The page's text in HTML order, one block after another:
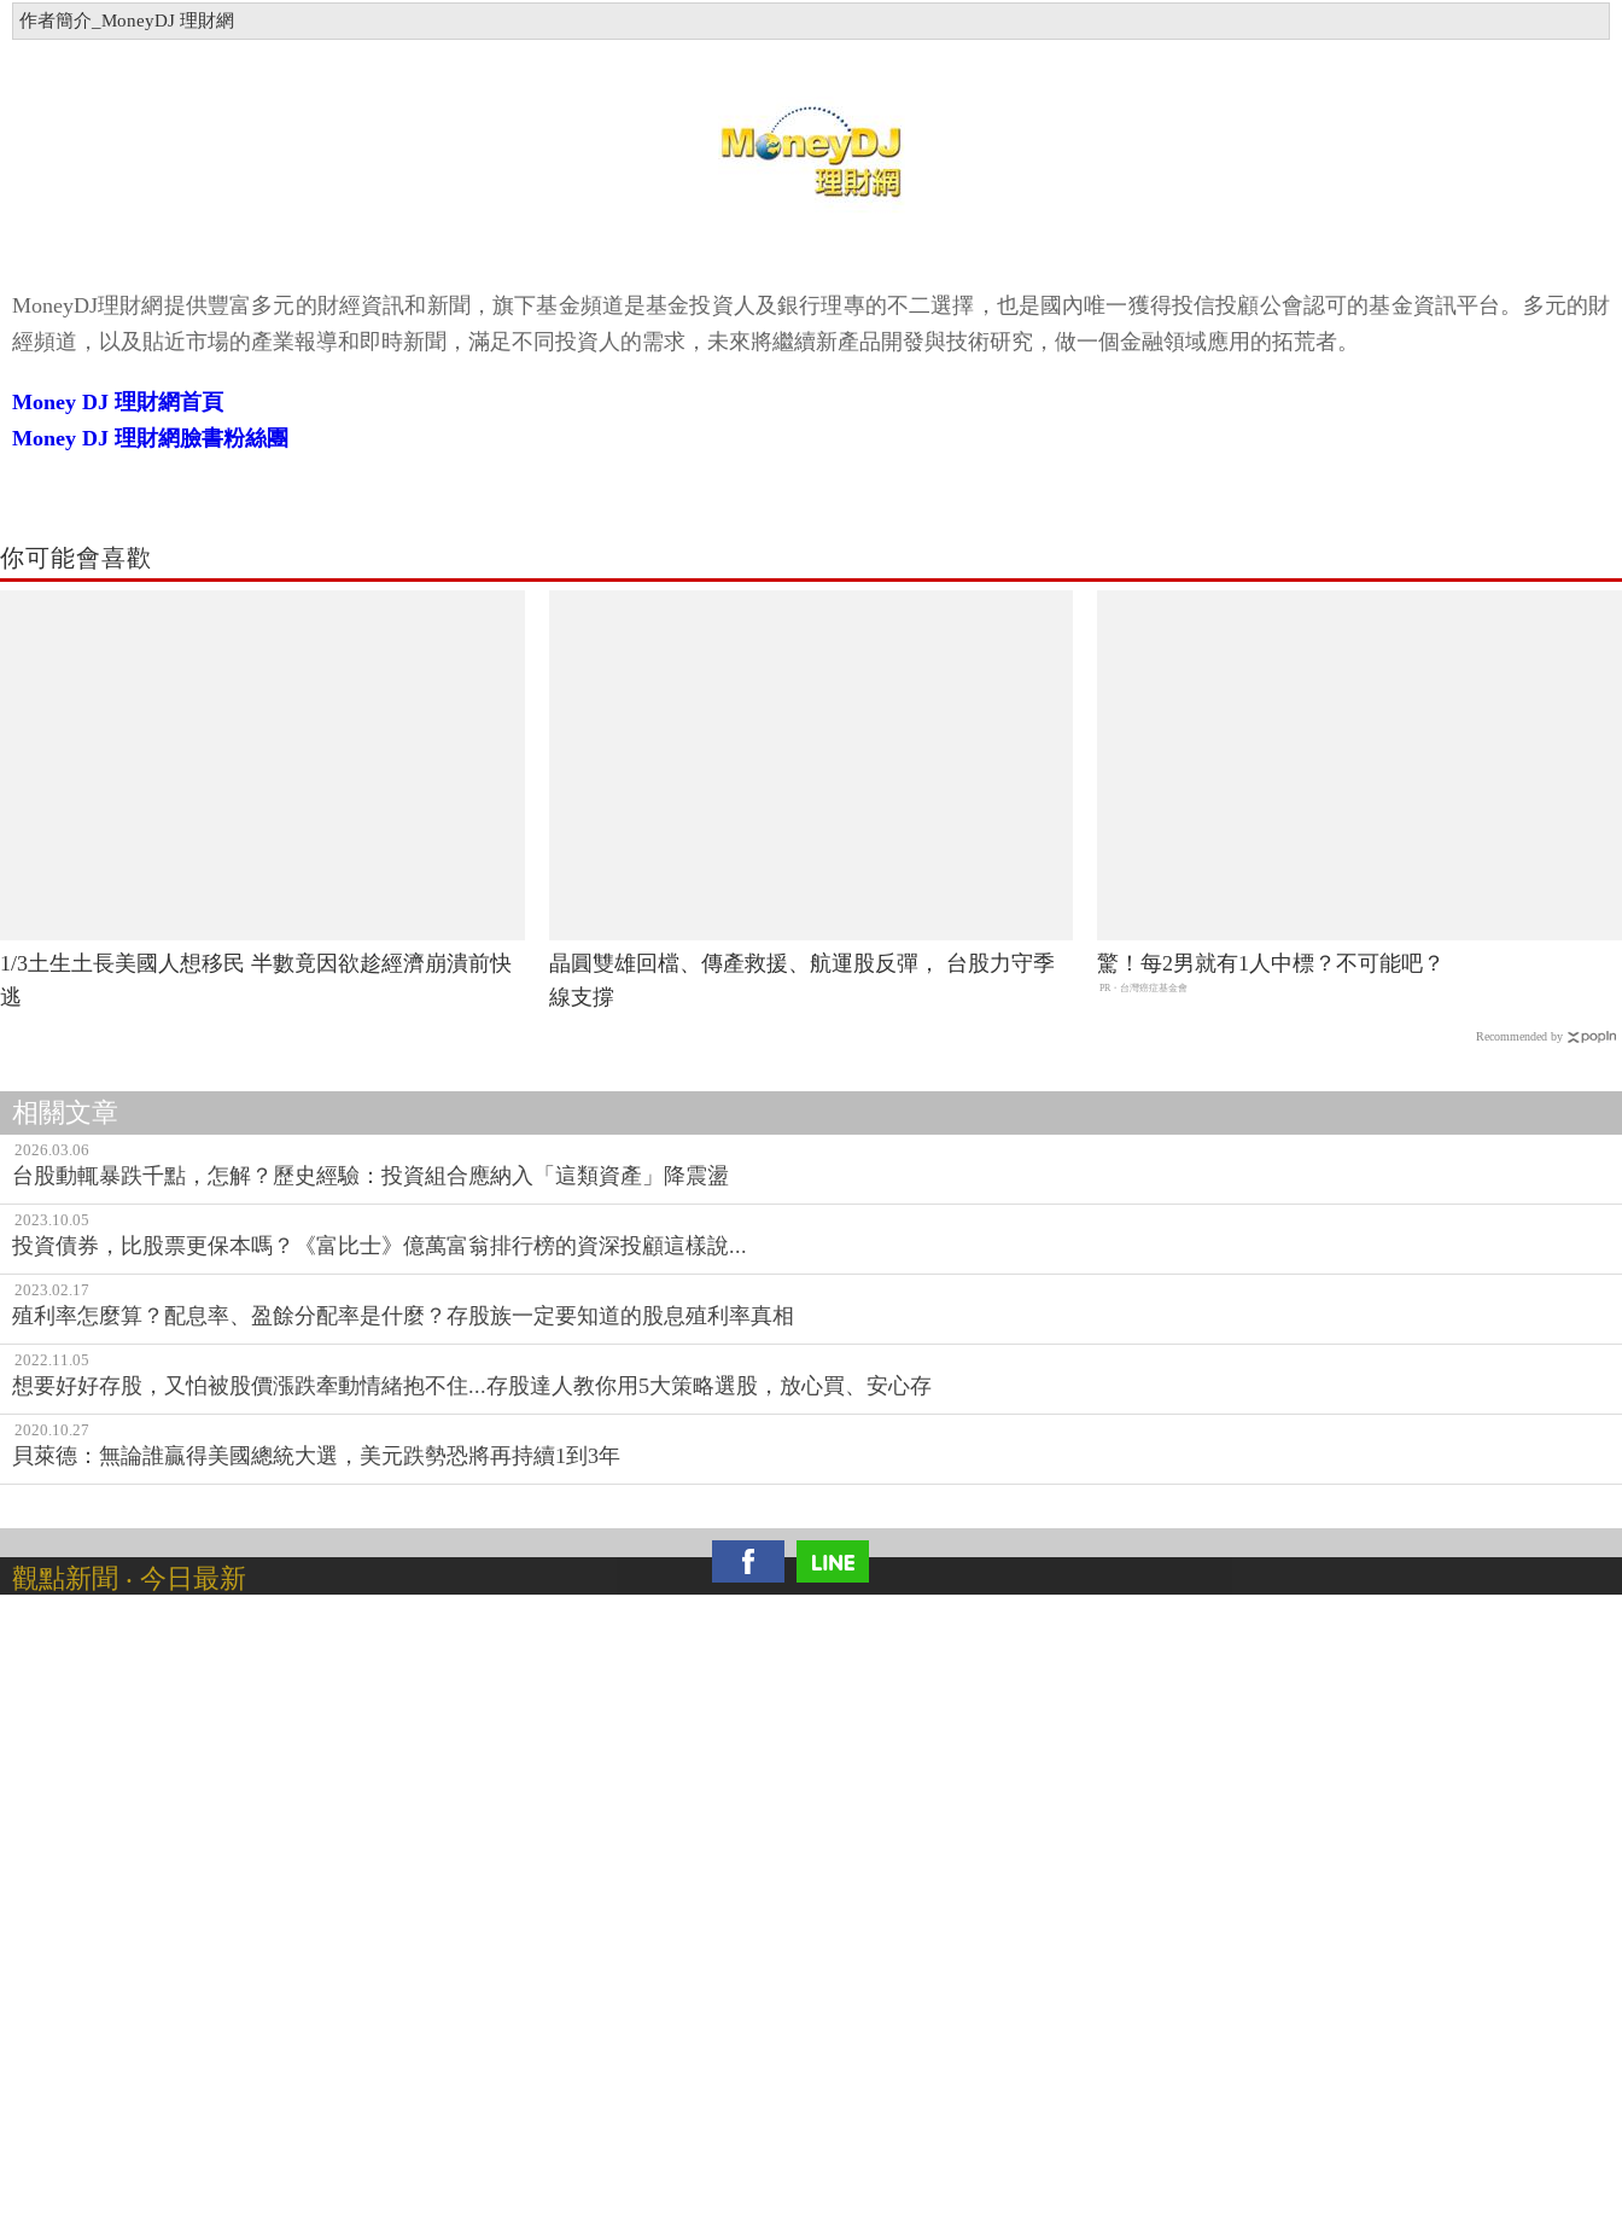
作者簡介_MoneyDJ 理財網
MoneyDJ理財網提供豐富多元的財經資訊和新聞，旗下基金頻道是基金投資人及銀行理專的不二選擇，也是國內唯一獲得投信投顧公會認可的基金資訊平台。多元的財
經頻道，以及貼近市場的產業報導和即時新聞，滿足不同投資人的需求，未來將繼續新產品開發與技術研究，做一個金融領域應用的拓荒者。
Money DJ 理財網首頁
Money DJ 理財網臉書粉絲團
你可能會喜歡
1/3土生土長美國人想移民 半數竟因欲趁經濟崩潰前快
逃
晶圓雙雄回檔、傳產救援、航運股反彈， 台股力守季
線支撐
驚！每2男就有1人中標？不可能吧？
PR・台灣癌症基金會
Recommended by
相關文章
2026.03.06
台股動輒暴跌千點，怎解？歷史經驗：投資組合應納入「這類資產」降震盪
2023.10.05
投資債券，比股票更保本嗎？《富比士》億萬富翁排行榜的資深投顧這樣說...
2023.02.17
殖利率怎麼算？配息率、盈餘分配率是什麼？存股族一定要知道的股息殖利率真相
2022.11.05
想要好好存股，又怕被股價漲跌牽動情緒抱不住...存股達人教你用5大策略選股，放心買、安心存
2020.10.27
貝萊德：無論誰贏得美國總統大選，美元跌勢恐將再持續1到3年
觀點新聞 ‧ 今日最新